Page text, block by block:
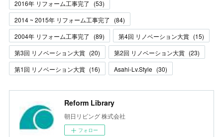
2016年 リフォーム工事完了
(53)
2014 ~ 2015年 リフォーム工事完了
(84)
2004年 リフォーム工事完了
(89) 第4回 リノベーション大賞 (15)
第3回 リノベーション大賞 (20) 第2回 リノベーション大賞 (23)
第1回 リノベーション大賞 (16) Asahi-Lv.Style (30)
Reform Library
朝日リビング 株式会社
フォロー